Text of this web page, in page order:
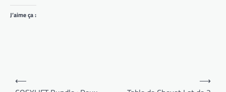
J’aime ça :
Navigation
⟵
⟶